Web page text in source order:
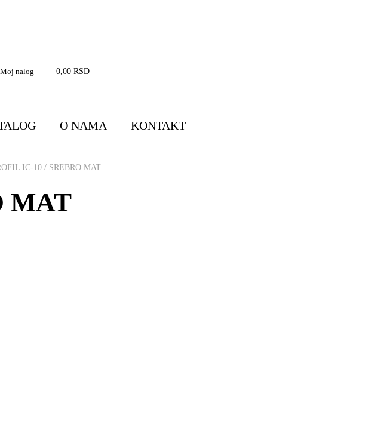
Moj nalog 0,00 RSD
O NAMA KONTAKT
IC-10 / SREBRO MAT
MAT